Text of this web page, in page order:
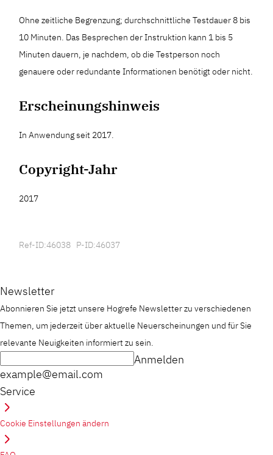
Ohne zeitliche Begrenzung; durchschnittliche Testdauer 8 bis
10 Minuten. Das Besprechen der Instruktion kann 1 bis 5
Minuten dauern, je nachdem, ob die Testperson noch
genauere oder redundante Informationen benötigt oder nicht.
Erscheinungshinweis
In Anwendung seit 2017.
Copyright-Jahr
2017
Ref-ID:46038 P-ID:46037
Newsletter
Abonnieren Sie jetzt unsere Hogrefe Newsletter zu verschiedenen
Themen, um jederzeit über aktuelle Neuerscheinungen und für Sie
relevante Neuigkeiten informiert zu sein.
example@email.com
Anmelden
Service
Cookie Einstellungen ändern